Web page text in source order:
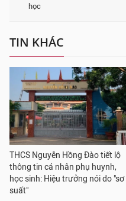
học
TIN KHÁC
THCS Nguyễn Hồng Đào tiết lộ
thông tin cá nhân phụ huynh,
học sinh: Hiệu trưởng nói do "sơ
suất"